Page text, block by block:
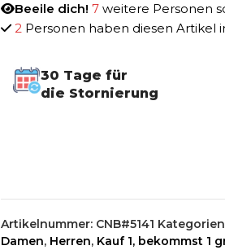
Beeile dich! 7weitere Personen
2Personen haben diesen Artikel
30 Tage für
die Stornierung
Artikelnummer: CNB#5141
Damen, Herren, Kauf 1, bekommst 1